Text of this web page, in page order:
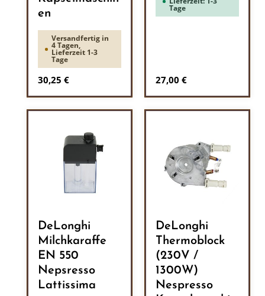
en
Versandfertig in
4 Tagen,
Lieferzeit 1-3
Tage
Regulärer Preis:
30,25 €
Tage
Regulärer Preis:
27,00 €
DeLonghi
Milchkaraffe
EN 550
Nepsresso
Lattissima
DeLonghi
Thermoblock
(230V /
1300W)
Nespresso